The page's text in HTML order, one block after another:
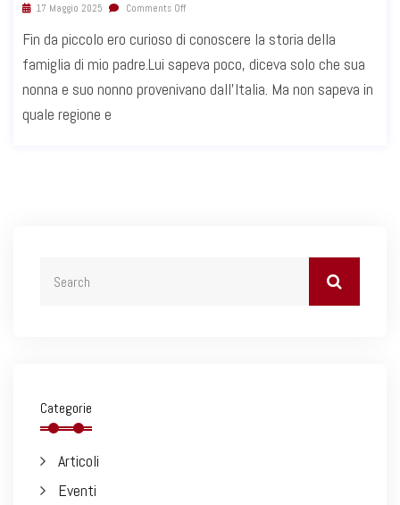
17 Maggio 2025 Comments Off
Fin da piccolo ero curioso di conoscere la storia della
famiglia di mio padre.Lui sapeva poco, diceva solo che sua
nonna e suo nonno provenivano dall'Italia. Ma non sapeva in
quale regione e
Categorie
Articoli
Eventi